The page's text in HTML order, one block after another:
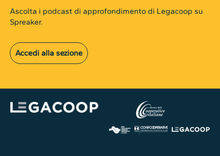
Ascolta i podcast di approfondimento di Legacoop su
Spreaker.
Accedi alla sezione